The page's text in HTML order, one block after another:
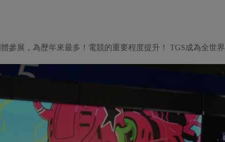
參展，為歷年來最多！電競的重要程度提升！ TGS成為全世界